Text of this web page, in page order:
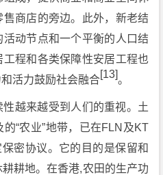
商店的旁边。此外，新老结
动节点和一个平衡的人口结
程和各类保障性安居工程也
活力鼓励社会融合[13]。
越来越受到人们的重视。土
“农业”地带，已在FLN及KT
密协议。它的目的是保留和
耕地。在香港,农田的生产功